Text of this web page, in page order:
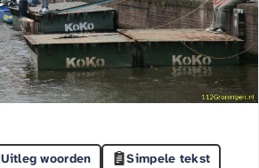
Uitleg woorden Simpele tekst